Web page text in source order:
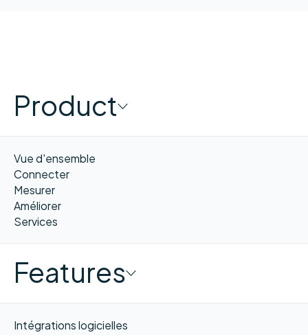
Product
Vue d'ensemble
Connecter
Mesurer
Améliorer
Services
Features
Intégrations logicielles